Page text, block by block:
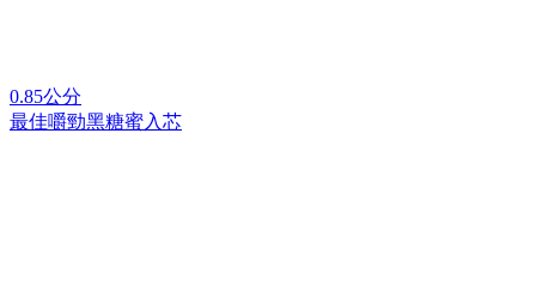
0.85公分
最佳嚼勁黑糖蜜入芯